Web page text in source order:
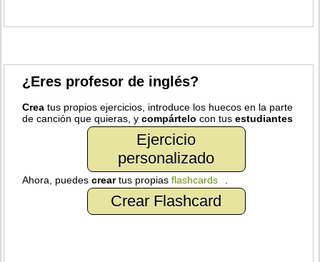
¿Eres profesor de inglés?
Crea tus propios ejercicios, introduce los huecos en la parte
de canción que quieras, ycompártelo con tusestudiantes
Ejercicio
personalizado
Ahora, puedescreartus propiasflashcards
Crear Flashcard